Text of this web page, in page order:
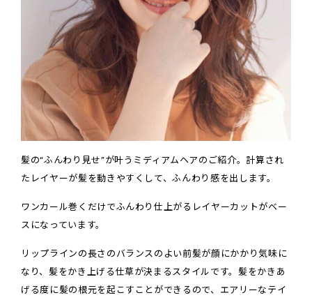
髪の“ふんわり見せ”が叶うミディアムヘアのご紹介。計算され
たレイヤーが髪を動きやすくして、ふんわり感を出します。
ワンカール巻くだけでふんわり仕上がるレイヤーカットがベー
スになっています。
リップラインの長さのバランスのよい前髪が顔にかかり気味に
なり、髪をかき上げる仕草が決まるスタイルです。髪をかきあ
げる度に髪の根元を起こすことができるので、エアリーなテイ